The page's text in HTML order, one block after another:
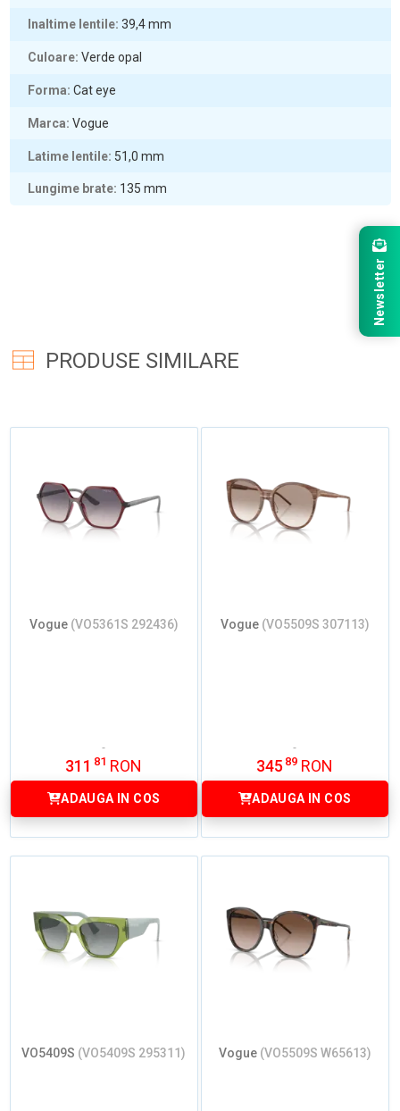
Inaltime lentile 39,4mm
Culoare Verde opal
Forma Cat eye
Marca Vogue
Latime lentile 51,0 mm
Lungime brate 135 mm
PRODUSE SIMILARE
Vogue (VO5361S 292436)
311 81 RON
ADAUGA IN COS
Vogue (VO5509S 307113)
345 89 RON
ADAUGA IN COS
VO5409S (VO5409S 295311) Vogue (VO5509S W65613)
Newsletter